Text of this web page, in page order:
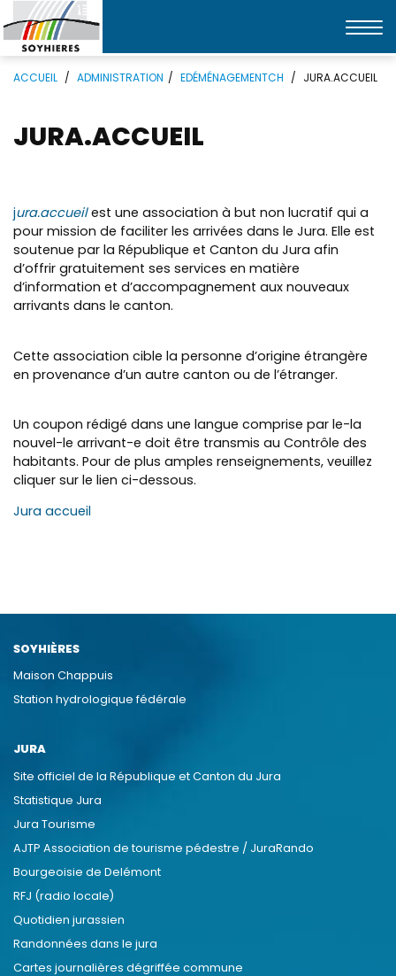
clés
Rechercher
la
ACCUEIL ADMINISTRATION EDÉMÉNAGEMENTCH JURA.ACCUEIL
JURA.ACCUEIL
jura.accueilest une association à but non lucratif qui a
pour mission de faciliter les arrivées dans le Jura. Elle est
soutenue par la République et Canton du Jura afin
d’offrir gratuitement ses services en matière
d’information et d’accompagnement aux nouveaux
arrivants dans le canton.
Cette association cible la personne d’origine étrangère
en provenance d’un autre canton ou de l’étranger.
Un coupon rédigé dans une langue comprise par le-la
nouvel-le arrivant-e doit être transmis au Contrôle des
habitants. Pour de plus amples renseignements, veuillez
cliquer sur le lien ci-dessous.
Jura accueil
SOYHIÈRES
Maison Chappuis
Station hydrologique fédérale
JURA
Site officiel de la République et Canton du Jura
Statistique Jura
Jura Tourisme
AJTP Association de tourisme pédestre / JuraRando
Bourgeoisie de Delémont
RFJ (radio locale)
Quotidien jurassien
Randonnées dans le jura
Cartes journalières dégriffée commune